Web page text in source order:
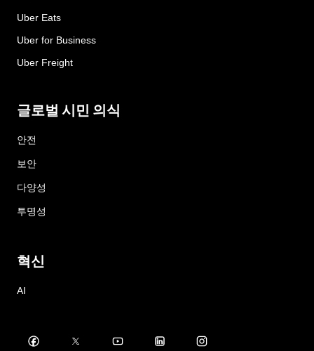
Uber Eats
Uber for Business
Uber Freight
글로벌 시민 의식
안전
보안
다양성
투명성
혁신
AI